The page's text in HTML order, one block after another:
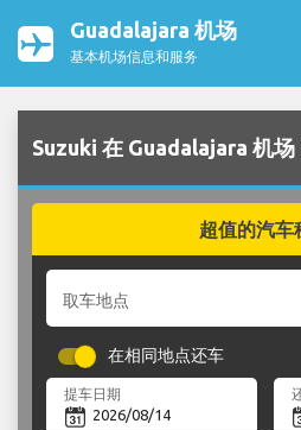
Guadalajara 机场
基本机场信息和服务
Suzuki 在 Guadalajara 机场
超值的汽车
取车地点
在相同地点还车
提车日期